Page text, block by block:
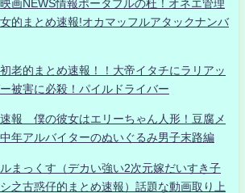
画NEWS情報ポータブルの杜！オネエ管理
的まとめ速報!オカマッフルアタックナンバ
老的まとめ速報！！大帝イタチにラリアッ
被害に必殺！パイルドライバー
報 僕の彼女はエリーちゃん人形！豆腐メ
年アルバイターのぬいぐるみ男子末路編
まっくす（デカい強い2次元嫁だいすき子
之古惑仔的まとめ速報）話題な動画取り上